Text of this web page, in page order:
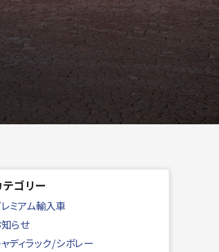
テゴリー
ミアム輸入車
らせ
ディラック/シボレー